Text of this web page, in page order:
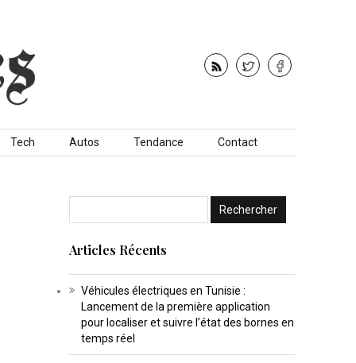
Tech Autos Tendance Contact
Articles Récents
Véhicules électriques en Tunisie :
Lancement de la première application
pour localiser et suivre l’état des bornes en
temps réel